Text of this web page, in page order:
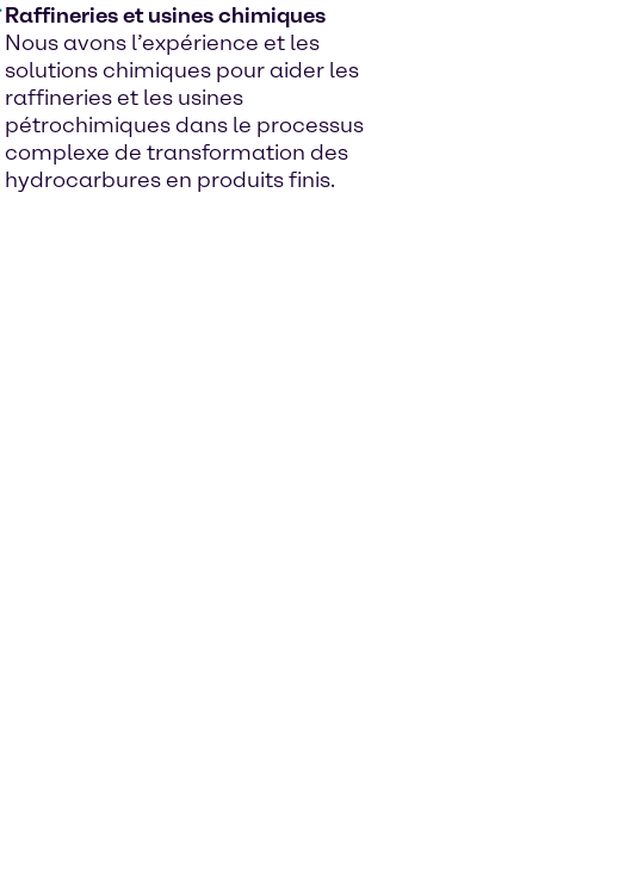
Raffineries et usines chimiques
Nous avons l’expérience et les
solutions chimiques pour aider les
raffineries et les usines
pétrochimiques dans le processus
complexe de transformation des
hydrocarbures en produits finis.